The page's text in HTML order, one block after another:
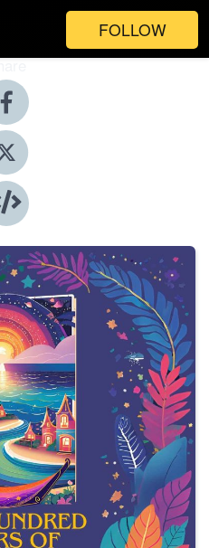
FOLLOW